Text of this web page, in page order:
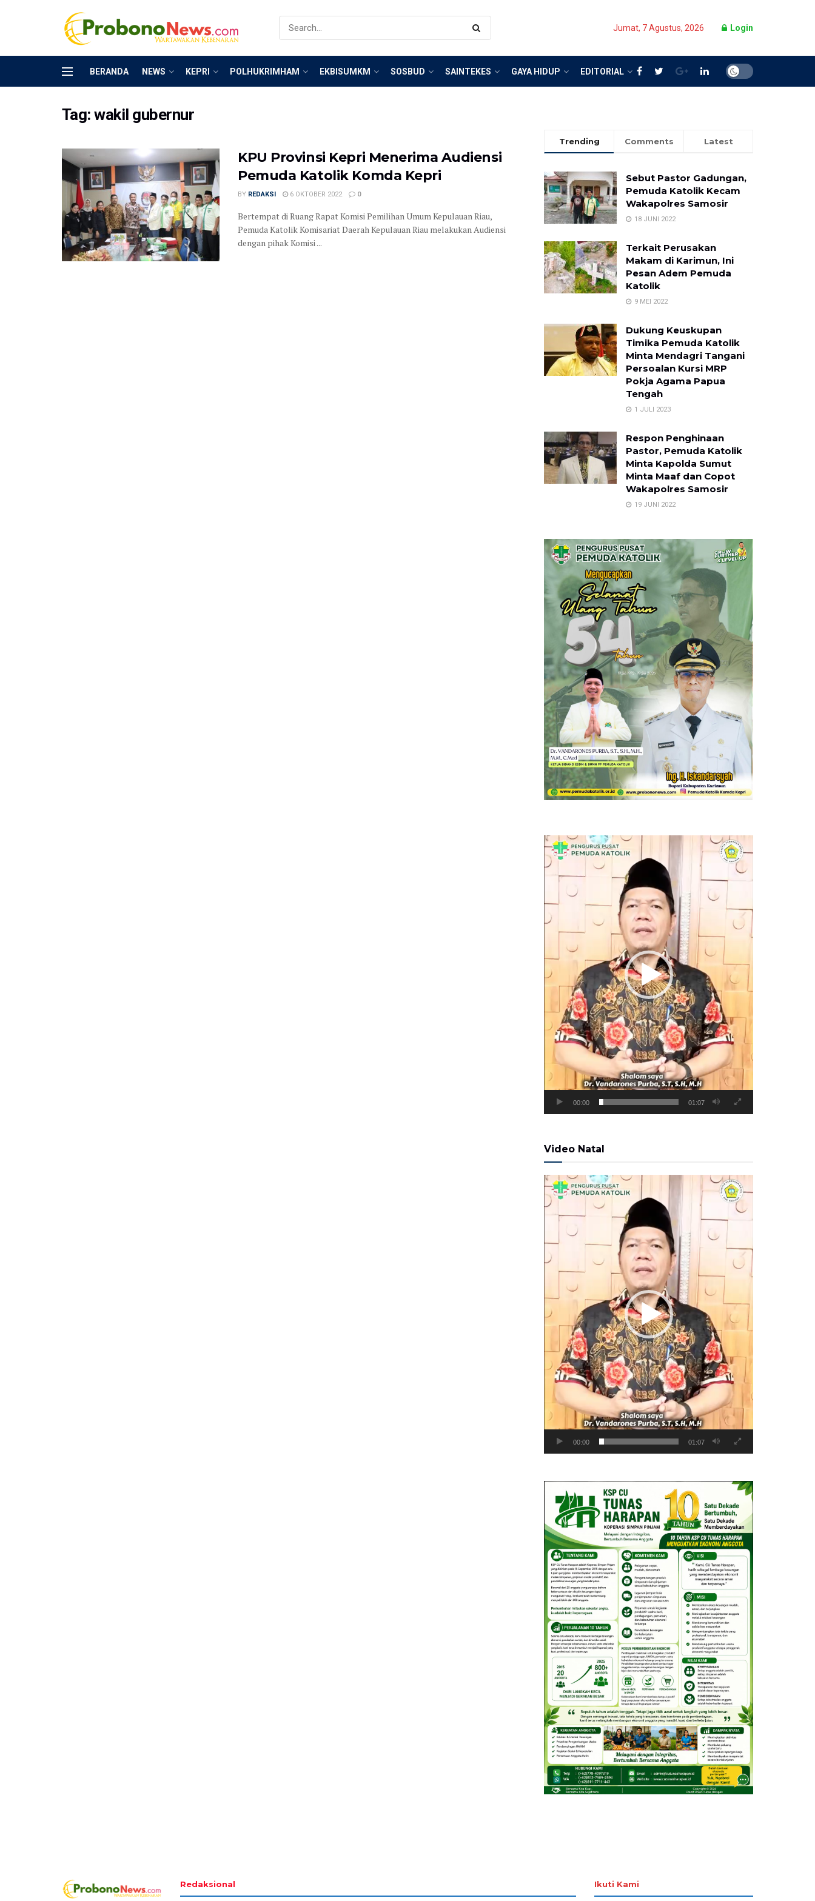
Jumat, 7 Agustus, 2026 Login
BERANDA NEWS KEPRI POLHUKRIMHAM EKBISUMKM SOSBUD SAINTEKES GAYA HIDUP EDITORIAL
Tag:wakil gubernur
KPU Provinsi Kepri Menerima Audiensi
Pemuda Katolik Komda Kepri
BY REDAKSI 6 OKTOBER 2022 0
Bertempat di Ruang Rapat Komisi Pemilihan Umum Kepulauan Riau,
Pemuda Katolik Komisariat Daerah Kepulauan Riau melakukan Audiensi
dengan pihak Komisi ...
Trending Comments Latest
Sebut Pastor Gadungan,
Pemuda Katolik Kecam
Wakapolres Samosir
18 JUNI 2022
Terkait Perusakan
Makam di Karimun, Ini
Pesan Adem Pemuda
Katolik
9 MEI 2022
Dukung Keuskupan
Timika Pemuda Katolik
Minta Mendagri Tangani
Persoalan Kursi MRP
Pokja Agama Papua
Tengah
1 JULI 2023
Respon Penghinaan
Pastor, Pemuda Katolik
Minta Kapolda Sumut
Minta Maaf dan Copot
Wakapolres Samosir
19 JUNI 2022
Pemutar
Video
00:00 01:07
Video Natal
Pemutar
Video
00:00 01:07
Redaksional Ikuti Kami